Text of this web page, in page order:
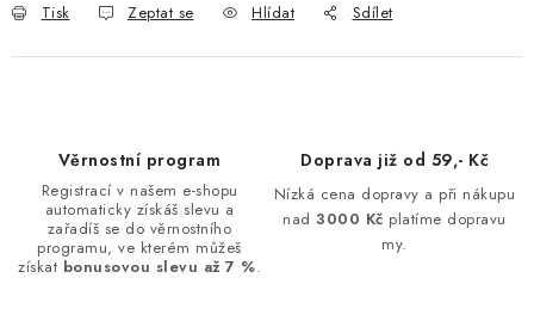
Tisk Zeptat se Hlídat Sdílet
Věrnostní program
Registrací v našem e-shopu
automaticky získáš slevu a
zařadíš se do věrnostního
programu, ve kterém můžeš
získat bonusovou slevu až 7 %.
Doprava již od 59,- Kč
Nízká cena dopravy a při nákupu
nad3000 Kč platíme dopravu
my.